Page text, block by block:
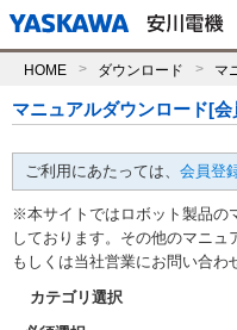
HOME ダウンロード マ
マニュアルダウンロード[
ご利用にあたっては、 会員登
※本サイトではロボット製品の
しております。その他のマニ
もしくは当社営業にお問い合わ
カテゴリ選択